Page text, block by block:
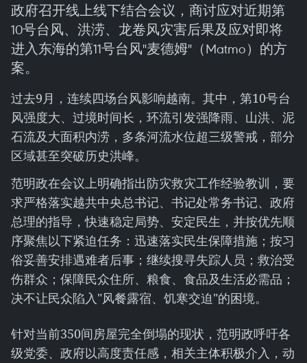
政府召开线上线下结合会议，商讨应对近期第
10号台风、洪涝、龙卷风灾害后果及应对即将
进入东海的第11号台风"麦德姆"（Matmo）的方
案。
过去9月，连续四场台风影响越南。其中，第10号台
风强度大、过境时间长，环流引发强降雨、山洪、泥
石流及大面积内涝，多条河流水位超三级警戒，部分
区域甚至突破历史洪峰。
范明政在会议上明确指出防灾救灾工作经验教训，要
求严格落实越共中央总书记、书记处常务书记、政府
总理的指导，快速稳定局势、安定民生，并按优先顺
序聚焦以下紧迫任务：迅速落实民生保障措施；按习
俗妥善安排遇难者后事；继续搜寻失踪人员；救治受
伤群众；保障民众住所、粮食、食品及生活必需品；
决不让民众陷入"风餐露宿、饥寒交迫"的困境。
针对当前350间房屋完全倒塌的现状，范明政呼吁各
级党委、政府以高度责任感，相关主体积极介入，动